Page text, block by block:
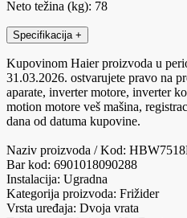
Neto težina (kg): 78
Specifikacija +
Kupovinom Haier proizvoda u
31.03.2026. ostvarujete pravo na
aparate, inverter motore, inverter
motion motore veš mašina,
dana od datuma kupovine.
Naziv proizvoda / Kod:
Bar kod: 6901018090288
Instalacija: Ugradna
Kategorija proizvoda: Frižider
Vrsta uređaja: Dvoja vrata